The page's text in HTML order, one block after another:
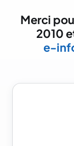
Merci
2010
e-